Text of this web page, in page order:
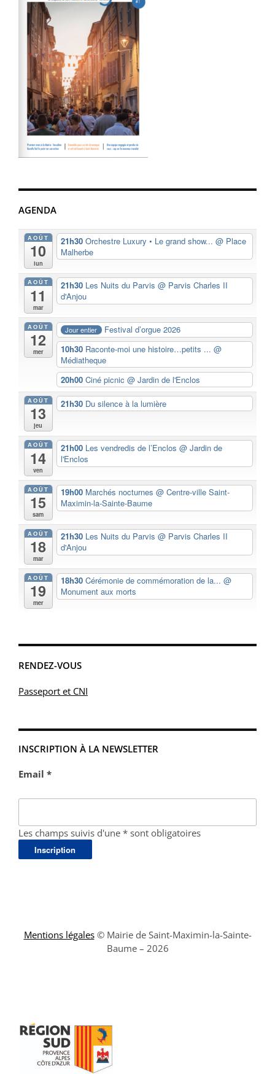
AGENDA
AOÛT
10
lun
21h30 Orchestre Luxury • Le grand show... @ Place
Malherbe
AOÛT
11
mar
21h30 Les Nuits du Parvis @ Parvis Charles II
d'Anjou
AOÛT
12
mer
Jour entier
Festival d’orgue 2026
10h30 Raconte-moi une histoire…petits ... @
Médiatheque
20h00 Ciné picnic @ Jardin de l'Enclos
AOÛT
13
jeu
21h30 Du silence à la lumière
AOÛT
14
ven
21h00 Les vendredis de l’Enclos @ Jardin de
l'Enclos
AOÛT
15
sam
19h00 Marchés nocturnes @ Centre-ville Saint-
Maximin-la-Sainte-Baume
AOÛT
18
mar
21h30 Les Nuits du Parvis @ Parvis Charles II
d'Anjou
AOÛT
19
mer
18h30 Cérémonie de commémoration de la... @
Monument aux morts
RENDEZ-VOUS
Passeport et CNI
INSCRIPTION À LA NEWSLETTER
Email *
Les champs suivis d'une * sont obligatoires
Mentions légales© Mairie de Saint-Maximin-la-Sainte-
Baume – 2026